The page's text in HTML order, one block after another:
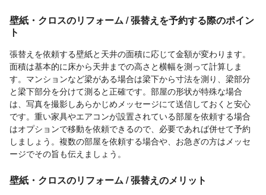
壁紙・クロスのリフォーム / 張替えを予約する際のポイン
ト
張替えを依頼する壁紙と天井の面積に応じて金額が変わります。
面積は基本的に床から天井までの高さと横幅を測って計算しま
す。マンションなど梁がある場合は梁下から寸法を測り、梁部分
と梁下部分を分けて測ると正確です。部屋の形状が特殊な場合
は、写真を撮影しあらかじめメッセージにて送信しておくと安心
です。重い家具やエアコンが設置されている部屋を依頼する場合
はオプションで移動を依頼できるので、必要であれば併せて予約
しましょう。複数の部屋を依頼する場合や、お急ぎの方はメッセ
ージでその旨も伝えましょう。
壁紙・クロスのリフォーム / 張替えのメリット